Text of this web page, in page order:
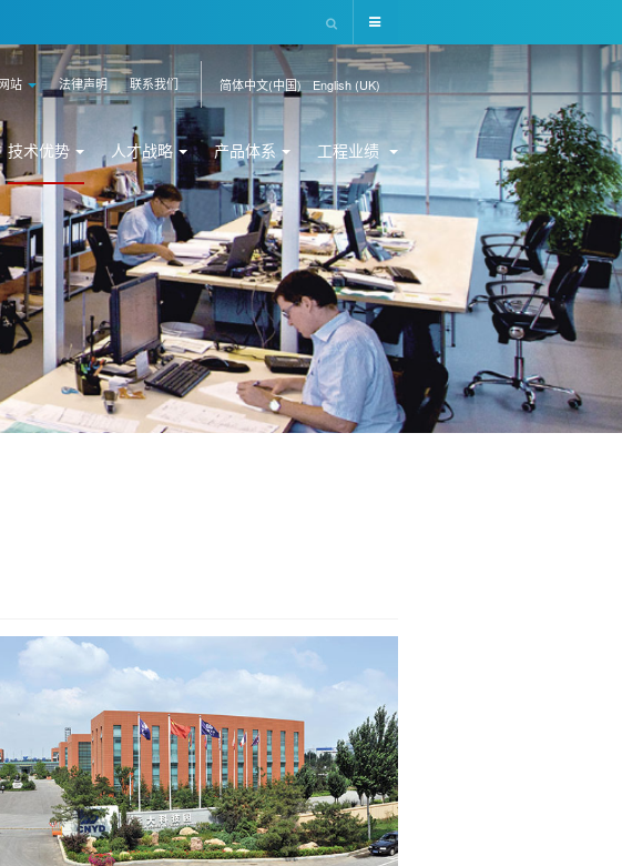
English (UK)
简体中文(中国)
联系我们
法律声明
站
技术优势 人才战略 产品体系 工程业绩